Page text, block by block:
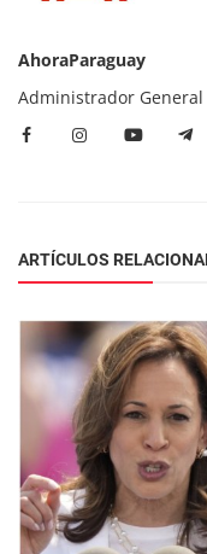
AhoraParaguay
Administrador General
ARTÍCULOS